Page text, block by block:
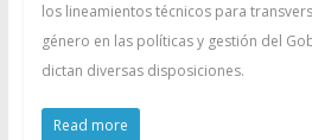
los lineamientos técnicos para
género en las políticas y gestión del
dictan diversas disposiciones.
Read more